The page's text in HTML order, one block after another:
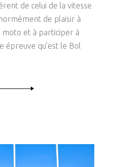
de celui de la vitesse
de plaisir à
moto et à participer à
épreuve qu’est le Bol